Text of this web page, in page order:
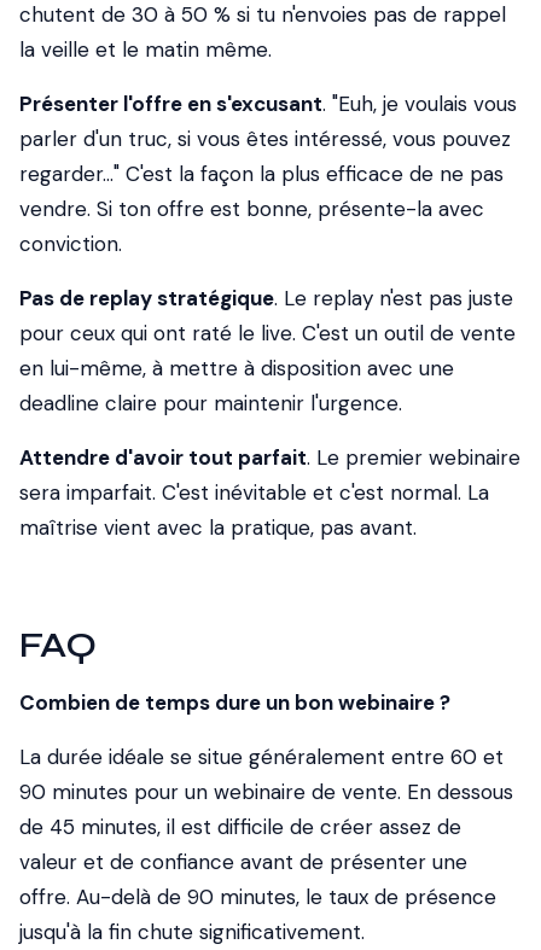
chutent de 30 à 50 % si tu n'envoies pas de rappel
la veille et le matin même.
Présenter l'offre en s'excusant. "Euh, je voulais vous
parler d'un truc, si vous êtes intéressé, vous pouvez
regarder..." C'est la façon la plus efficace de ne pas
vendre. Si ton offre est bonne, présente-la avec
conviction.
Pas de replay stratégique. Le replay n'est pas juste
pour ceux qui ont raté le live. C'est un outil de vente
en lui-même, à mettre à disposition avec une
deadline claire pour maintenir l'urgence.
Attendre d'avoir tout parfait. Le premier webinaire
sera imparfait. C'est inévitable et c'est normal. La
maîtrise vient avec la pratique, pas avant.
FAQ
Combien de temps dure un bon webinaire ?
La durée idéale se situe généralement entre 60 et
90 minutes pour un webinaire de vente. En dessous
de 45 minutes, il est difficile de créer assez de
valeur et de confiance avant de présenter une
offre. Au-delà de 90 minutes, le taux de présence
jusqu'à la fin chute significativement.